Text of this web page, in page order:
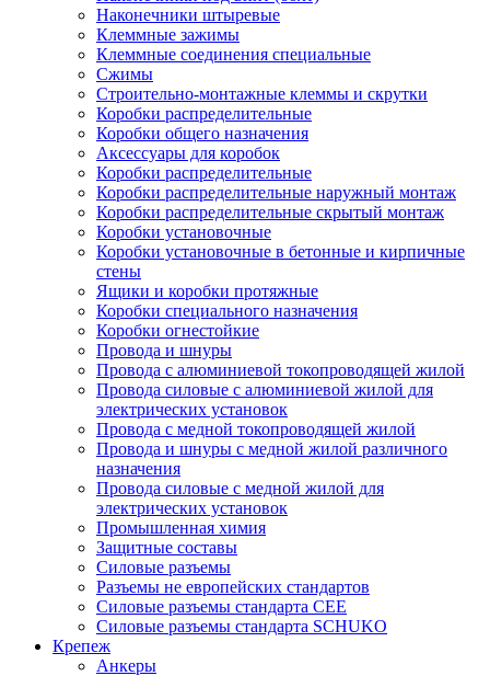
Наконечники штыревые
Клеммные зажимы
Клеммные соединения специальные
Сжимы
Строительно-монтажные клеммы и скрутки
Коробки распределительные
Коробки общего назначения
Аксессуары для коробок
Коробки распределительные
Коробки распределительные наружный монтаж
Коробки распределительные скрытый монтаж
Коробки установочные
Коробки установочные в бетонные и кирпичные
стены
Ящики и коробки протяжные
Коробки специального назначения
Коробки огнестойкие
Провода и шнуры
Провода с алюминиевой токопроводящей жилой
Провода силовые с алюминиевой жилой для
электрических установок
Провода с медной токопроводящей жилой
Провода и шнуры с медной жилой различного
назначения
Провода силовые с медной жилой для
электрических установок
Промышленная химия
Защитные составы
Силовые разъемы
Разъемы не европейских стандартов
Силовые разъемы стандарта CEE
Силовые разъемы стандарта SCHUKO
Крепеж
Анкеры